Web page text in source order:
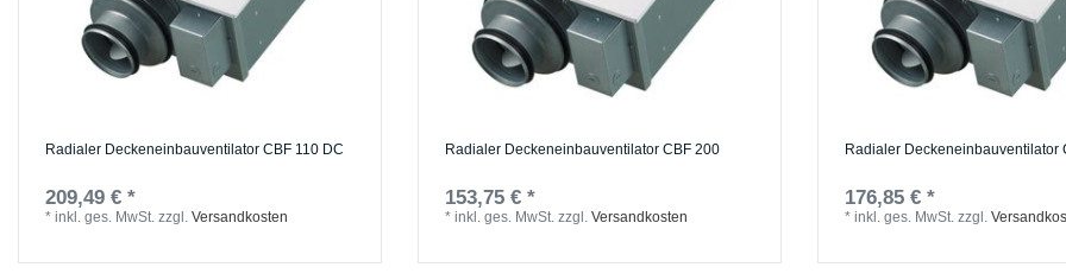
Radialer Deckeneinbauventilator CBF 110 DC
209,49 € *
*inkl. ges. MwSt. zzgl.Versandkosten
Radialer Deckeneinbauventilator CBF 200
153,75 € *
*inkl. ges. MwSt. zzgl.Versandkosten
Radialer Deckeneinbauventilator
176,85 € *
*inkl. ges. MwSt. zzgl.